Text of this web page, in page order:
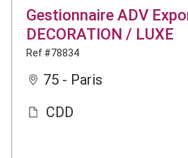
Gestionnaire ADV
DECORATION / LUXE
Ref #78834
75 - Paris
CDD